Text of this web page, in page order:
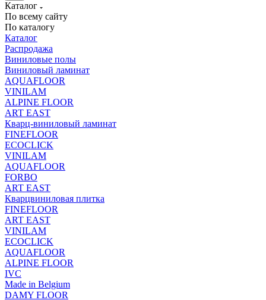
Каталог
По всему сайту
По каталогу
Каталог
Распродажа
Виниловые полы
Виниловый ламинат
AQUAFLOOR
VINILAM
ALPINE FLOOR
ART EAST
Кварц-виниловый ламинат
FINEFLOOR
ECOCLICK
VINILAM
AQUAFLOOR
FORBO
ART EAST
Кварцвиниловая плитка
FINEFLOOR
ART EAST
VINILAM
ECOCLICK
AQUAFLOOR
ALPINE FLOOR
IVC
Made in Belgium
DAMY FLOOR